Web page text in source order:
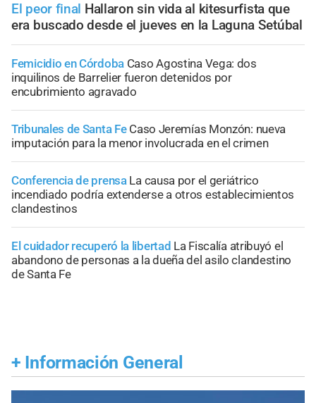
El peor final Hallaron sin vida al kitesurfista que
era buscado desde el jueves en la Laguna Setúbal
Femicidio en Córdoba Caso Agostina Vega: dos
inquilinos de Barrelier fueron detenidos por
encubrimiento agravado
Tribunales de Santa Fe Caso Jeremías Monzón: nueva
imputación para la menor involucrada en el crimen
Conferencia de prensa La causa por el geriátrico
incendiado podría extenderse a otros establecimientos
clandestinos
El cuidador recuperó la libertad La Fiscalía atribuyó el
abandono de personas a la dueña del asilo clandestino
de Santa Fe
+ Información General